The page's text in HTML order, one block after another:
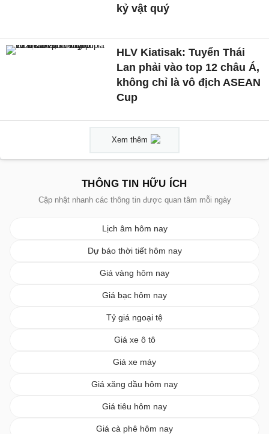
kỷ vật quý
HLV Kiatisak: Tuyển Thái
Lan phải vào top 12 châu Á,
không chỉ là vô địch ASEAN
Cup
Xem thêm
THÔNG TIN HỮU ÍCH
Cập nhật nhanh các thông tin được quan tâm mỗi ngày
Lịch âm hôm nay
Dự báo thời tiết hôm nay
Giá vàng hôm nay
Giá bạc hôm nay
Tỷ giá ngoại tệ
Giá xe ô tô
Giá xe máy
Giá xăng dầu hôm nay
Giá tiêu hôm nay
Giá cà phê hôm nay